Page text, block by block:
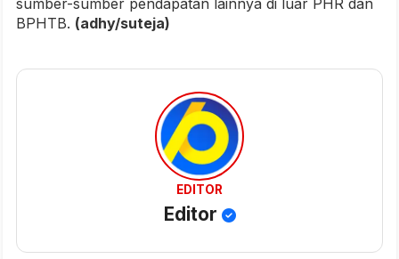
BPHTB. (adhy/suteja)
EDITOR
Editor